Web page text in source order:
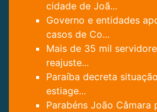
cidade de Joã...
Governo e entidades
casos de Co...
Mais de 35 mil
reajuste...
Paraíba decreta
estiage...
Parabéns João Câmara